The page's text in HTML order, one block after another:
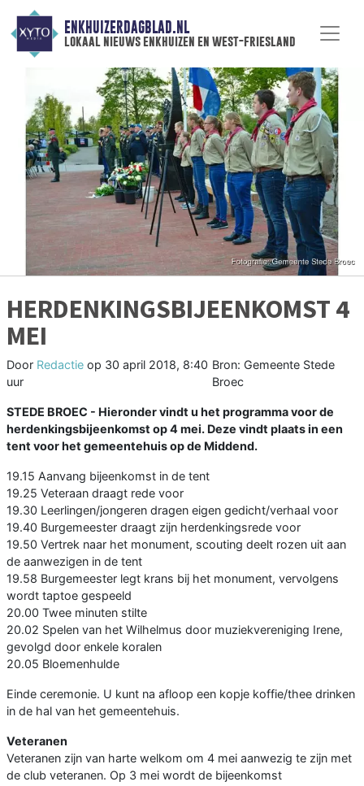
ENKHUIZERDAGBLAD.NL
lokaal nieuws enkhuizen en west-friesland
HERDENKINGSBIJEENKOMST 4
MEI
Door Redactie op 30 april 2018, 8:40
uur
Bron: Gemeente Stede
Broec
STEDE BROEC - Hieronder vindt u het programma voor de
herdenkingsbijeenkomst op 4 mei. Deze vindt plaats in een
tent voor het gemeentehuis op de Middend.
19.15 Aanvang bijeenkomst in de tent
19.25 Veteraan draagt rede voor
19.30 Leerlingen/jongeren dragen eigen gedicht/verhaal voor
19.40 Burgemeester draagt zijn herdenkingsrede voor
19.50 Vertrek naar het monument, scouting deelt rozen uit aan
de aanwezigen in de tent
19.58 Burgemeester legt krans bij het monument, vervolgens
wordt taptoe gespeeld
20.00 Twee minuten stilte
20.02 Spelen van het Wilhelmus door muziekvereniging Irene,
gevolgd door enkele koralen
20.05 Bloemenhulde
Einde ceremonie. U kunt na afloop een kopje koffie/thee drinken
in de hal van het gemeentehuis.
Veteranen
Veteranen zijn van harte welkom om 4 mei aanwezig te zijn met
de club veteranen. Op 3 mei wordt de bijeenkomst